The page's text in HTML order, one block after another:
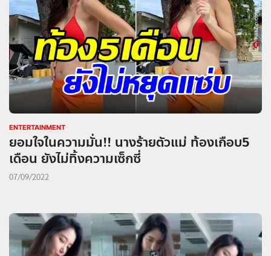
ENTERTAINMENT
ยอมใจในความมั่น!! นางร้ายตัวแม่ ท้องเกือบ5
เดือน ยังไม่ทิ้งความเซ็กซี่
07/09/2022